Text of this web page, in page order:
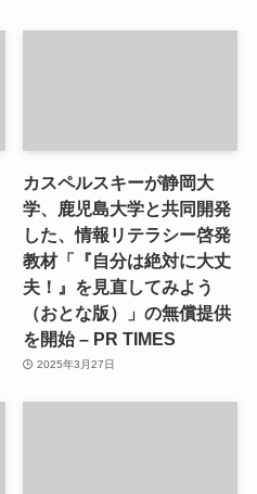
カスペルスキーが静岡大
学、鹿児島大学と共同開発
した、情報リテラシー啓発
教材「『自分は絶対に大丈
夫！』を見直してみよう
（おとな版）」の無償提供
を開始 – PR TIMES
2025年3月27日